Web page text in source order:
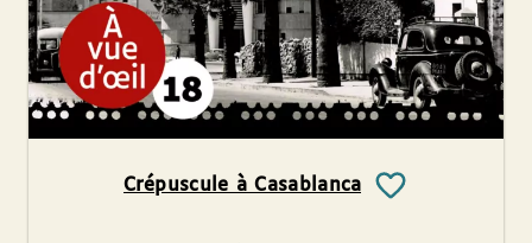
Crépuscule à Casablanca